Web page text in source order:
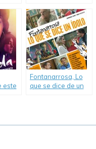
este
Fontanarrosa, Lo
que se dice de un